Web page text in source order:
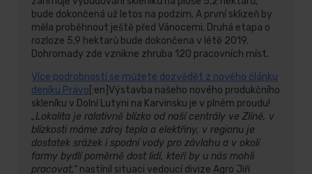
bude dokončená už letos na podzim. A první sklizeň by
měla proběhnout ještě před Vánocemi. Druhá etapa o
rozloze 5,9 hektarů bude dokončena v létě 2019.
Dohromady zde vznikne zhruba 120 pracovních míst.
Více podrobností se můžete dozvědět z nového článku
deníku Právo [:en]Výstavba našeho nového produkčního
skleníku v Dolní Lutyni na Karvinsku je v plném proudu!
„Lokalita je ralativně blízko od naší centrály ve Zlíně, v
blízkosti máme zdroj tepla a elektřiny, v regionu je
dostatek srážek i spodní vody pro závlahu a v okolí
farmy bydlí poměrně dost lidí, kteří by u nás mohli
pracovat,“ nastínil situaci vedoucí divize Agro Jiří